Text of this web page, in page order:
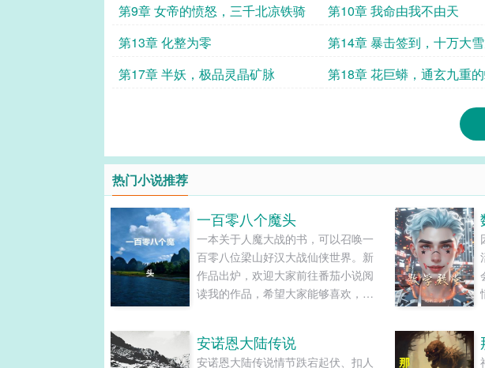
第9章 女帝的愤怒，三千北凉铁骑
第10章 我命由我不由天
第13章 化整为零
第14章 暴击签到，十万大
第17章 半妖，极品灵晶矿脉
第18章 花巨蟒，通玄九重
热门小说推荐
一百零八个魔头
一本关于人魔大战的书，可以召唤一
百零八位梁山好汉大战仙侠世界。新
作品出炉，欢迎大家前往番茄小说阅
读我的作品，希望大家能够喜欢，你
安诺恩大陆传说
安诺恩大陆传说情节跌宕起伏、扣人